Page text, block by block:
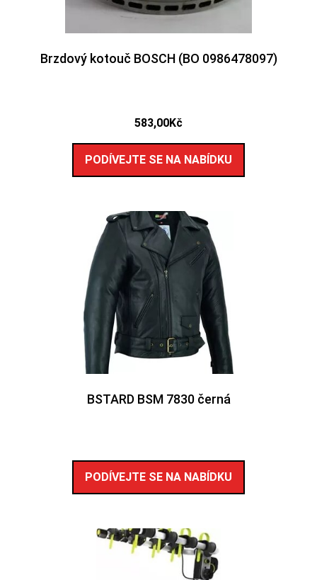
Brzdový kotouč BOSCH (BO 0986478097)
583,00Kč
PODÍVEJTE SE NA NABÍDKU
BSTARD BSM 7830 černá
PODÍVEJTE SE NA NABÍDKU